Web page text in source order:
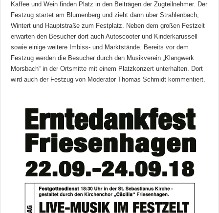
Kaffee und Wein finden Platz in den Beiträgen der Zugteilnehmer. Der
Festzug startet am Blumenberg und zieht dann über Strahlenbach,
Wintert und Hauptstraße zum Festplatz. Neben dem großen Festzelt
erwarten den Besucher dort auch Autoscooter und Kinderkarussell
sowie einige weitere Imbiss- und Marktstände. Bereits vor dem
Festzug werden die Besucher durch den Musikverein „Klangwerk
Morsbach“ in der Ortsmitte mit einem Platzkonzert unterhalten. Dort
wird auch der Festzug von Moderator Thomas Schmidt kommentiert.